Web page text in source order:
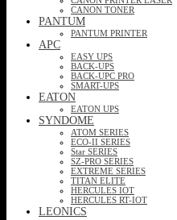
CANON TONER
PANTUM
PANTUM PRINTER
APC
EASY UPS
BACK-UPS
BACK-UPC PRO
SMART-UPS
EATON
EATON UPS
SYNDOME
ATOM SERIES
ECO-II SERIES
Star SERIES
SZ-PRO SERIES
EXTREME SERIES
TITAN ELITE
HERCULES IOT
HERCULES RT-IOT
LEONICS